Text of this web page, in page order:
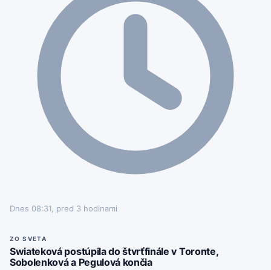
Dnes 08:31, pred 3 hodinami
ZO SVETA
Swiateková postúpila do štvrťfinále v Toronte,
Sobolenková a Pegulová končia